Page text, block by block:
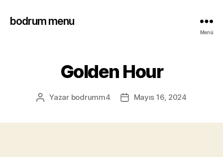
bodrum menu
Menü
Golden Hour
Yazar bodrumm4 Mayıs 16, 2024